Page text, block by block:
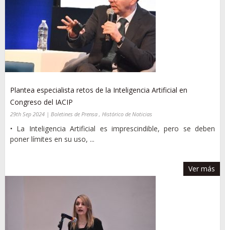
Plantea especialista retos de la Inteligencia Artificial en
Congreso del IACIP
29th Sep 2024 | Boletines de Prensa , Histórico de Noticias
• La Inteligencia Artificial es imprescindible, pero se deben
poner límites en su uso, ...
Ver más